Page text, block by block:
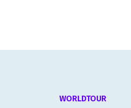
WORLDTOUR